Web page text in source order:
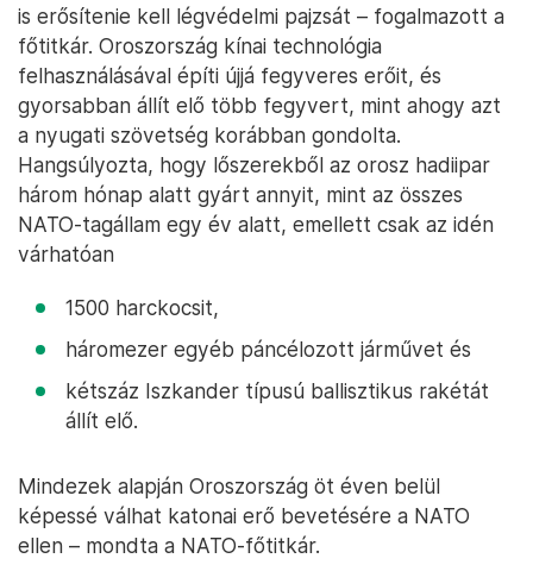
is erősítenie kell légvédelmi pajzsát – fogalmazott a
főtitkár. Oroszország kínai technológia
felhasználásával építi újjá fegyveres erőit, és
gyorsabban állít elő több fegyvert, mint ahogy azt
a nyugati szövetség korábban gondolta.
Hangsúlyozta, hogy lőszerekből az orosz hadiipar
három hónap alatt gyárt annyit, mint az összes
NATO-tagállam egy év alatt, emellett csak az idén
várhatóan
1500 harckocsit,
háromezer egyéb páncélozott járművet és
kétszáz Iszkander típusú ballisztikus rakétát
állít elő.
Mindezek alapján Oroszország öt éven belül
képessé válhat katonai erő bevetésére a NATO
ellen – mondta a NATO-főtitkár.